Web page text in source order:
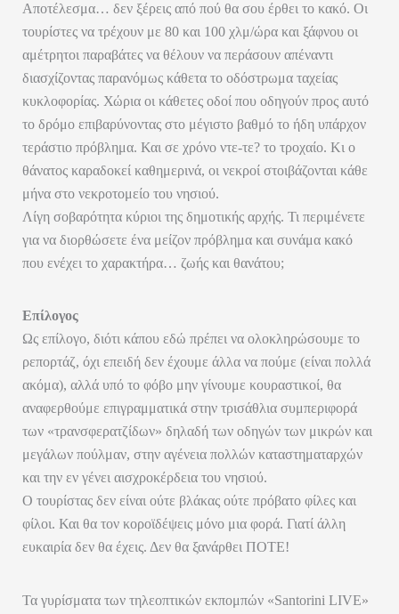
Αποτέλεσμα… δεν ξέρεις από πού θα σου έρθει το κακό. Οι
τουρίστες να τρέχουν με 80 και 100 χλμ/ώρα και ξάφνου οι
αμέτρητοι παραβάτες να θέλουν να περάσουν απέναντι
διασχίζοντας παρανόμως κάθετα το οδόστρωμα ταχείας
κυκλοφορίας. Χώρια οι κάθετες οδοί που οδηγούν προς αυτό
το δρόμο επιβαρύνοντας στο μέγιστο βαθμό το ήδη υπάρχον
τεράστιο πρόβλημα. Και σε χρόνο ντε-τε? το τροχαίο. Κι ο
θάνατος καραδοκεί καθημερινά, οι νεκροί στοιβάζονται κάθε
μήνα στο νεκροτομείο του νησιού.
Λίγη σοβαρότητα κύριοι της δημοτικής αρχής. Τι περιμένετε
για να διορθώσετε ένα μείζον πρόβλημα και συνάμα κακό
που ενέχει το χαρακτήρα… ζωής και θανάτου;
Επίλογος
Ως επίλογο, διότι κάπου εδώ πρέπει να ολοκληρώσουμε το
ρεπορτάζ, όχι επειδή δεν έχουμε άλλα να πούμε (είναι πολλά
ακόμα), αλλά υπό το φόβο μην γίνουμε κουραστικοί, θα
αναφερθούμε επιγραμματικά στην τρισάθλια συμπεριφορά
των «τρανσφερατζίδων» δηλαδή των οδηγών των μικρών και
μεγάλων πούλμαν, στην αγένεια πολλών καταστηματαρχών
και την εν γένει αισχροκέρδεια του νησιού.
Ο τουρίστας δεν είναι ούτε βλάκας ούτε πρόβατο φίλες και
φίλοι. Και θα τον κοροϊδέψεις μόνο μια φορά. Γιατί άλλη
ευκαιρία δεν θα έχεις. Δεν θα ξανάρθει ΠΟΤΕ!
Τα γυρίσματα των τηλεοπτικών εκπομπών «Santorini LIVE»